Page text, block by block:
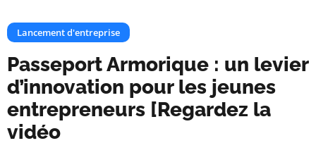
Lancement d'entreprise
Passeport Armorique : un levier
d’innovation pour les jeunes
entrepreneurs [Regardez la
vidéo